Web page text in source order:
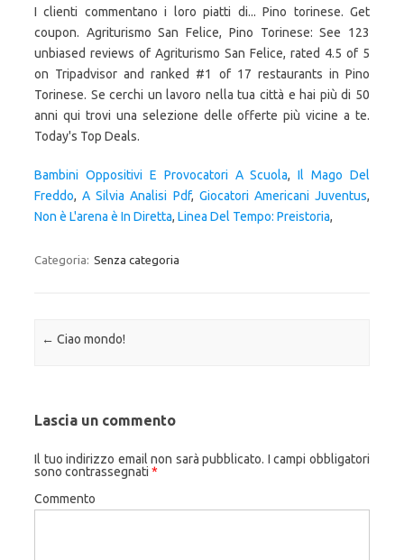
Bambini Oppositivi E Provocatori A Scuola,Il Mago Del
Freddo,A Silvia Analisi Pdf, Giocatori Americani Juventus,
Non è L'arena è In Diretta, Linea Del Tempo: Preistoria,
Categoria: Senza categoria
Navigazione articolo
← Ciao mondo!
Lascia un commento
Il tuo indirizzo email non sarà pubblicato. I campi obbligatori
sono contrassegnati *
Commento